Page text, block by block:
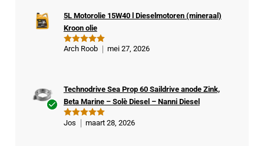
Gewaardeer
5L Motorolie 15W40 l Dieselmotoren (mineraal)
Kroon olie
Arch Roob mei 27, 2026
Gewaardeer
Technodrive Sea Prop 60 Saildrive anode Zink,
Beta Marine – Solè Diesel – Nanni Diesel
Jos maart 28, 2026